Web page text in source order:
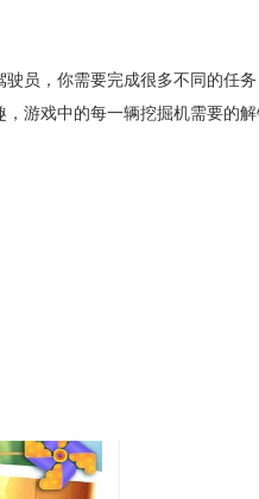
，你需要完成很多不同的任
游戏中的每一辆挖掘机需要的